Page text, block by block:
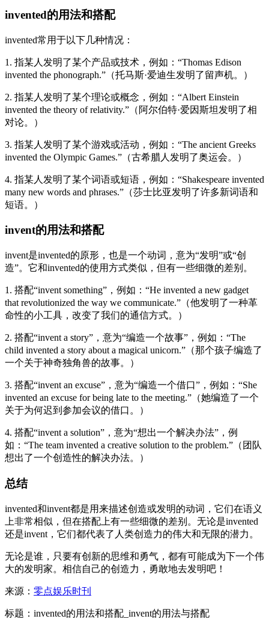
invented的用法和搭配
invented常用于以下几种情况：
1. 指某人发明了某个产品或技术，例如：“Thomas Edison
invented the phonograph.”（托马斯·爱迪生发明了留声机。）
2. 指某人发明了某个理论或概念，例如：“Albert Einstein
invented the theory of relativity.”（阿尔伯特·爱因斯坦发明了相
对论。）
3. 指某人发明了某个游戏或活动，例如：“The ancient Greeks
invented the Olympic Games.”（古希腊人发明了奥运会。）
4. 指某人发明了某个词语或短语，例如：“Shakespeare invented
many new words and phrases.”（莎士比亚发明了许多新词语和
短语。）
invent的用法和搭配
invent是invented的原形，也是一个动词，意为“发明”或“创
造”。它和invented的使用方式类似，但有一些细微的差别。
1. 搭配“invent something”，例如：“He invented a new gadget
that revolutionized the way we communicate.”（他发明了一种革
命性的小工具，改变了我们的通信方式。）
2. 搭配“invent a story”，意为“编造一个故事”，例如：“The
child invented a story about a magical unicorn.”（那个孩子编造了
一个关于神奇独角兽的故事。）
3. 搭配“invent an excuse”，意为“编造一个借口”，例如：“She
invented an excuse for being late to the meeting.”（她编造了一个
关于为何迟到参加会议的借口。）
4. 搭配“invent a solution”，意为“想出一个解决办法”，例
如：“The team invented a creative solution to the problem.”（团队
想出了一个创造性的解决办法。）
总结
invented和invent都是用来描述创造或发明的动词，它们在语义
上非常相似，但在搭配上有一些细微的差别。无论是invented
还是invent，它们都代表了人类创造力的伟大和无限的潜力。
无论是谁，只要有创新的思维和勇气，都有可能成为下一个伟
大的发明家。相信自己的创造力，勇敢地去发明吧！
来源： 零点娱乐时刊
标题：invented的用法和搭配_invent的用法与搭配